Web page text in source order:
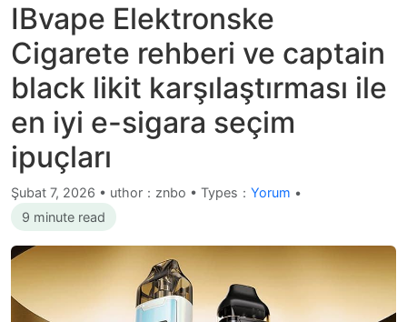
IBvape Elektronske
Cigarete rehberi ve captain
black likit karşılaştırması ile
en iyi e-sigara seçim
ipuçları
Şubat 7, 2026 • uthor：znbo • Types： Yorum •
9 minute read